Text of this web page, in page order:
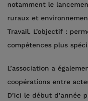
notamment le
ruraux et
Travail. L’objectif :
compétences plus
L’association a
coopérations entre
D’ici le début d’année